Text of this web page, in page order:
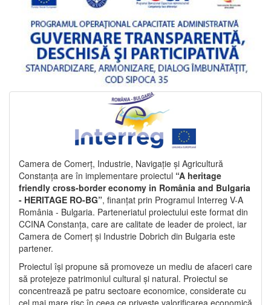
Camera de Comerț, Industrie, Navigație și Agricultură
Constanța are în implementare proiectul “A heritage
friendly cross-border economy in România and Bulgaria
- HERITAGE RO-BG”, finanțat prin Programul Interreg V-A
România - Bulgaria. Parteneriatul proiectului este format din
CCINA Constanța, care are calitate de leader de proiect, iar
Camera de Comerț și Industrie Dobrich din Bulgaria este
partener.
Proiectul își propune să promoveze un mediu de afaceri care
să protejeze patrimoniul cultural și natural. Proiectul se
concentrează pe patru sectoare economice, considerate cu
cel mai mare risc în ceea ce privește valorificarea economică